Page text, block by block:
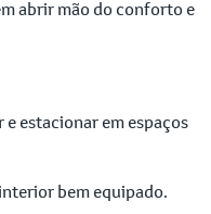
abrir mão do conforto e
e estacionar em espaços
bem equipado.